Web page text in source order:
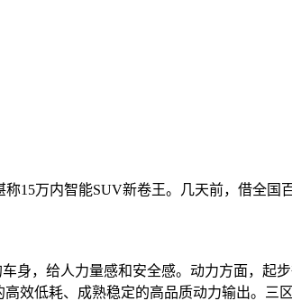
15万内智能SUV新卷王。几天前，借全国
身，给人力量感和安全感。动力方面，起
效低耗、成熟稳定的高品质动力输出。三